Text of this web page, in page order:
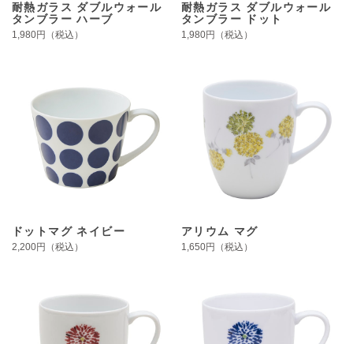
耐熱ガラス ダブルウォール
タンブラー ハーブ
1,980円（税込）
耐熱ガラス ダブルウォール
タンブラー ドット
1,980円（税込）
ドットマグ ネイビー
2,200円（税込）
アリウム マグ
1,650円（税込）